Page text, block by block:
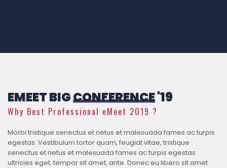
EMEET BIGCONFERENCE'19
Why Best Professional eMeet 2019 ?
Morbi tristique senectus et netus et malesuada fames ac turpis
egestas. Vestibulum tortor quam, feugiat vitae, tristique
senectus et netus et malesuada fames ac turpis egestas
ultricies eget, tempor sit amet, ante. Donec eu libero sit amet